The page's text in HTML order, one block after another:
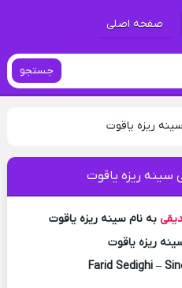
صفحه اصلی
جستجو
ریزه یاقوت
سینه ریزه یاقوت
به نام سینه ریزه یاقوت
ریزه یاقوت
Farid Sedighi –